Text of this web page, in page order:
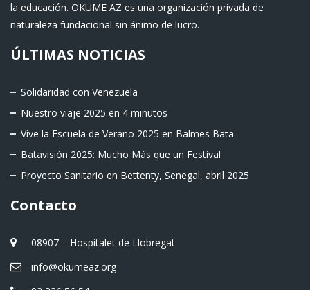
la educación. OKUME AZ es una organización privada de
naturaleza fundacional sin ánimo de lucro.
ÚLTIMAS NOTICIAS
Solidaridad con Venezuela
Nuestro viaje 2025 en 4 minutos
Vive la Escuela de Verano 2025 en Balmes Bata
Batavisión 2025: Mucho Más que un Festival
Proyecto Sanitario en Bettenty, Senegal, abril 2025
Contacto
08907 – Hospitalet de Llobregat
info@okumeaz.org